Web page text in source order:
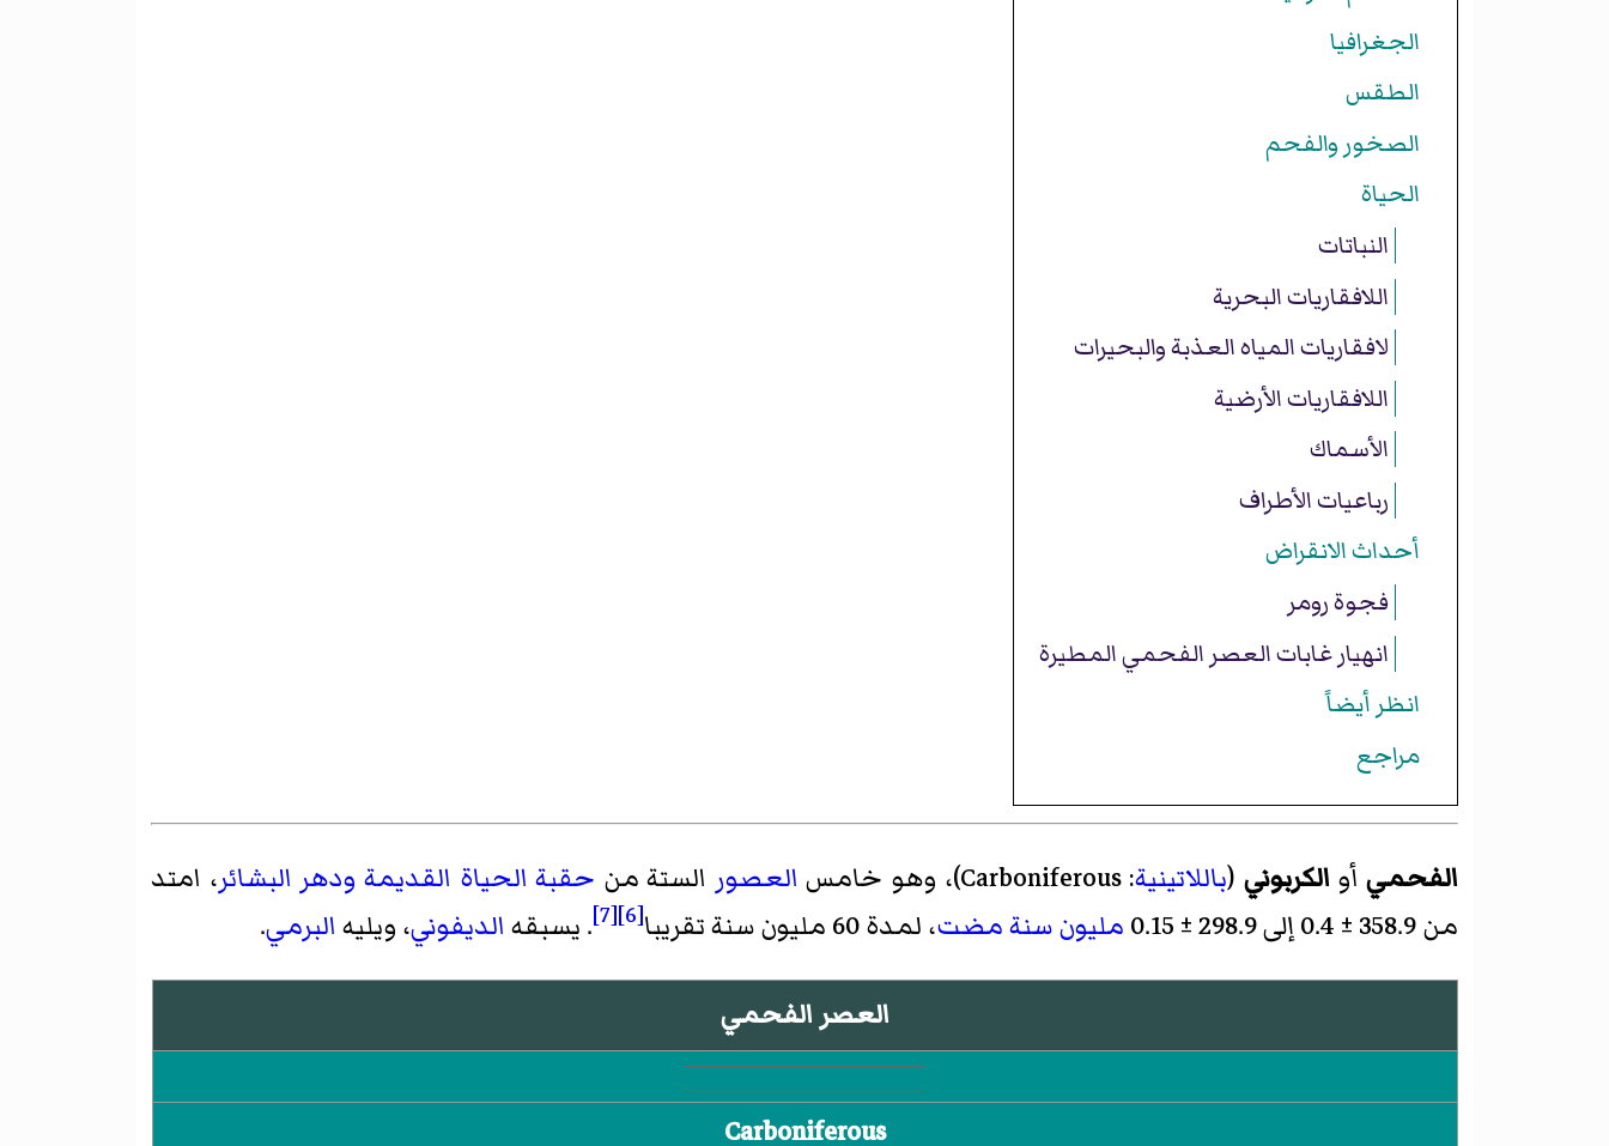
الجغرافيا
الطقس
الصخور والفحم
الحياة
النباتات
اللافقاريات البحرية
لافقاريات المياه العذبة والبحيرات
اللافقاريات الأرضية
الأسماك
رباعيات الأطراف
أحداث الانقراض
فجوة رومر
انهيار غابات العصر الفحمي المطيرة
انظر أيضاً
مراجع
الفحمي أو الكربوني (باللاتينية:
Carboniferous)، وهو خامس العصور الستة من حقبة الحياة القديمة ودهر البشائر، امتد
من358.9 ± 0.4 إلى298.9 ± 0.15 مليون سنة مضت، لمدة 60 مليون سنة تقريبا [6]
[7] . يسبقه الديفوني، ويليه البرمي.
العصر الفحمي
Carboniferous